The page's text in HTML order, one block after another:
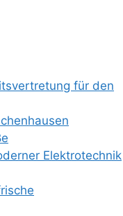
für den
Elektrotechnik